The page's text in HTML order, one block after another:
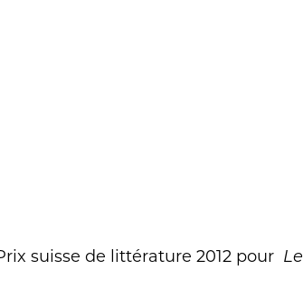
suisse de littérature 2012 pour Le